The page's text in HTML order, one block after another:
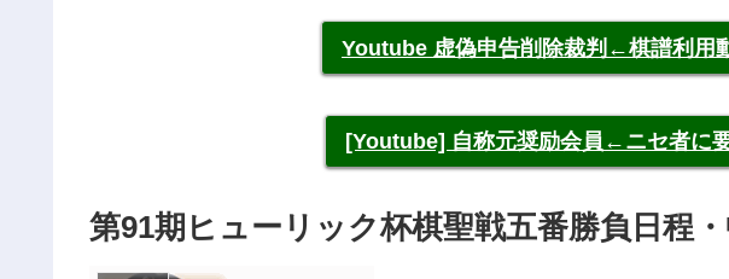
Youtube 虚偽申告削除裁判←棋譜利用
[Youtube] 自称元奨励会員←ニセ者に
第91期ヒューリック杯棋聖戦五番勝負日程